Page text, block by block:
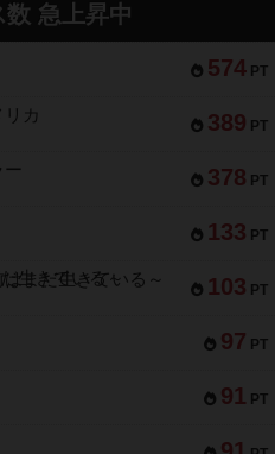
数 急上昇中
574 PT
389 PT
カ
378 PT
133 PT
103 PT
まだ生きている～
97 PT
91 PT